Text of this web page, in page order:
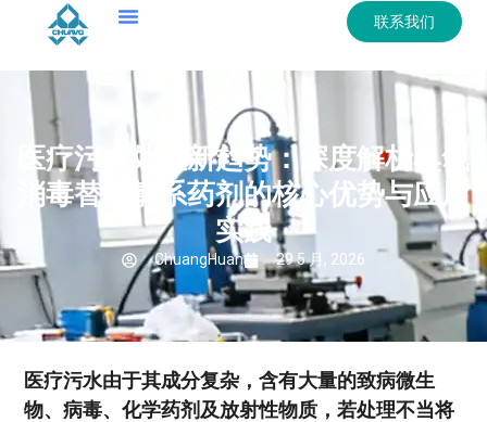
联系我们
医疗污水处理新趋势：深度解析臭氧
消毒替代氯系药剂的核心优势与应用
实践
ChuangHuan 29 5 月, 2026
医疗污水由于其成分复杂，含有大量的致病微生
物、病毒、化学药剂及放射性物质，若处理不当将